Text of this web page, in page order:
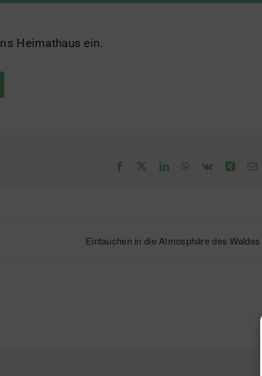
Heimathaus ein.
Facebook LinkedInWhatsApp
Vk XingE-
Eintauchen in die Atmosphäre des Waldes